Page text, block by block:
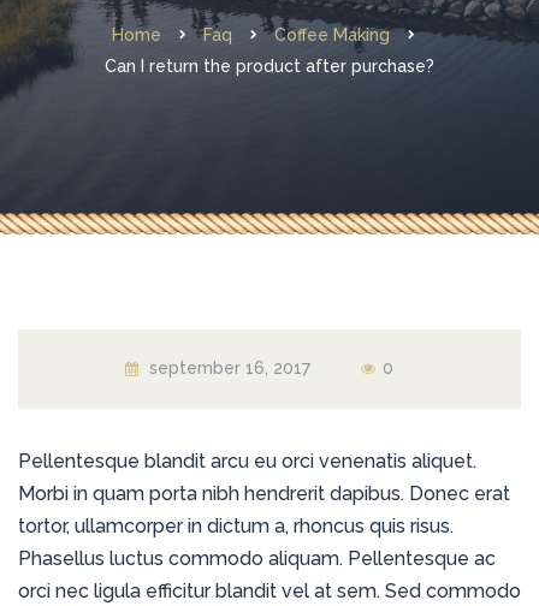
Home Faq
Coffee Making
Can I return the product after purchase?
september 16, 2017 0
Pellentesque blandit arcu eu orci venenatis aliquet.
Morbi in quam porta nibh hendrerit dapibus. Donec erat
tortor, ullamcorper in dictum a, rhoncus quis risus.
Phasellus luctus commodo aliquam. Pellentesque ac
orci nec ligula efficitur blandit vel at sem. Sed commodo